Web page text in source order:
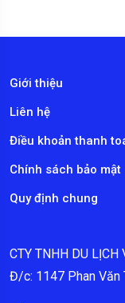
Giới thiệu
Liên hệ
Điều khoản thanh
Chính sách bảo mật
Quy định chung
CTY TNHH DU LỊCH
Đ/c: 1147 Phan Văn